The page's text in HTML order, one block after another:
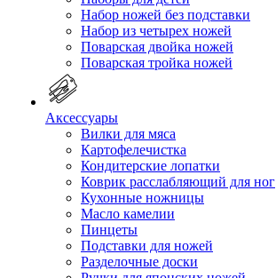
Набор ножей без подставки
Набор из четырех ножей
Поварская двойка ножей
Поварская тройка ножей
Аксессуары
Вилки для мяса
Картофелечистка
Кондитерские лопатки
Коврик расслабляющий для ног
Кухонные ножницы
Масло камелии
Пинцеты
Подставки для ножей
Разделочные доски